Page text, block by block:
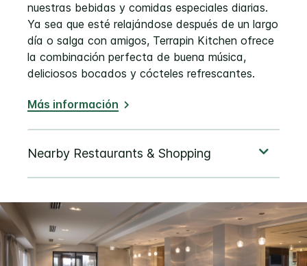
nuestras bebidas y comidas especiales diarias.
Ya sea que esté relajándose después de un largo
día o salga con amigos, Terrapin Kitchen ofrece
la combinación perfecta de buena música,
deliciosos bocados y cócteles refrescantes.
Más información